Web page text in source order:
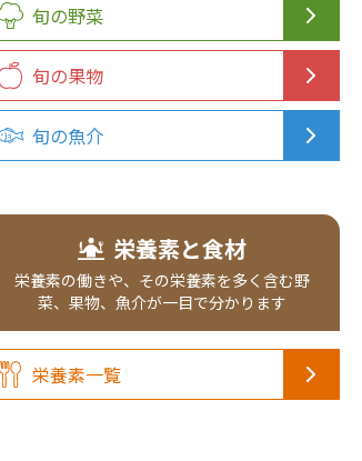
旬の野菜
旬の果物
旬の魚介
栄養素と食材
栄養素の働きや、その栄養素を多く含む野
菜、果物、魚介が一目で分かります
栄養素一覧